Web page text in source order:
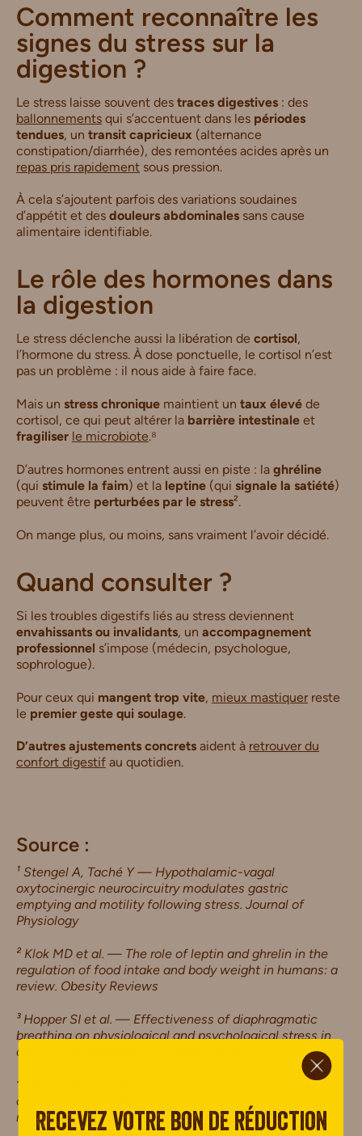
Comment reconnaître les
signes du stress sur la
digestion ?
Le stress laisse souvent des traces digestives : des
ballonnements qui s’accentuent dans les périodes
tendues, un transit capricieux (alternance
constipation/diarrhée), des remontées acides après un
repas pris rapidement sous pression.
À cela s’ajoutent parfois des variations soudaines
d’appétit et des douleurs abdominales sans cause
alimentaire identifiable.
Le rôle des hormones dans
la digestion
Le stress déclenche aussi la libération de cortisol,
l’hormone du stress. À dose ponctuelle, le cortisol n’est
pas un problème : il nous aide à faire face.
Mais un stress chronique maintient un taux élevé de
cortisol, ce qui peut altérer la barrière intestinale et
fragiliser le microbiote.⁸
D’autres hormones entrent aussi en piste : la ghréline
(qui stimule la faim) et la leptine (qui signale la satiété)
peuvent être perturbées par le stress².
On mange plus, ou moins, sans vraiment l’avoir décidé.
Quand consulter ?
Si les troubles digestifs liés au stress deviennent
envahissants ou invalidants, un accompagnement
professionnel s’impose (médecin, psychologue,
sophrologue).
Pour ceux qui mangent trop vite, mieux mastiquerreste
le premier geste qui soulage.
D’autres ajustements concrets aident à retrouver du
confort digestif au quotidien.
Source :
¹ Stengel A, Taché Y — Hypothalamic-vagal
oxytocinergic neurocircuitry modulates gastric
emptying and motility following stress. Journal of
Physiology
² Klok MD et al. — The role of leptin and ghrelin in the
regulation of food intake and body weight in humans: a
review. Obesity Reviews
³ Hopper SI et al. — Effectiveness of diaphragmatic
breathing on physiological and psychological stress in
adults: a quantitative systematic review
⁴ Miquel-Kergoat S et al. — Effects of chewing on
appetite, food intake and gut hormones: a systematic
review and meta-analysis. Physiology & Behavior, 2015
Recevez votre bon de réduction